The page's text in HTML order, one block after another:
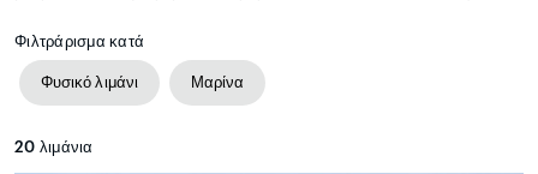
Φιλτράρισμα κατά
Φυσικό λιμάνι Μαρίνα
20 λιμάνια